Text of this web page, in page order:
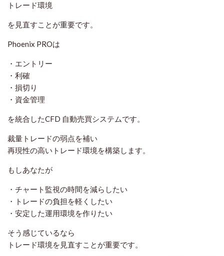
トレード環境
を見直すことが重要です。
Phoenix PROは
・エントリー
・利確
・損切り
・資金管理
を統合したCFD 自動売買システムです。
裁量トレードの弱点を補い
再現性の高いトレード環境を構築します。
もしあなたが
・チャート監視の時間を減らしたい
・トレードの負担を軽くしたい
・安定した運用環境を作りたい
そう感じているなら
トレード環境を見直すことが重要です。